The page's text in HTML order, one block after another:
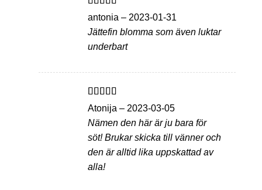
Betygsatt
av 5
antonia – 2023-01-31
Jättefin blomma som även luktar
underbart
Betygsatt
5
av 5
Atonija – 2023-03-05
Nämen den här är ju bara för
söt! Brukar skicka till vänner och
den är alltid lika uppskattad av
alla!